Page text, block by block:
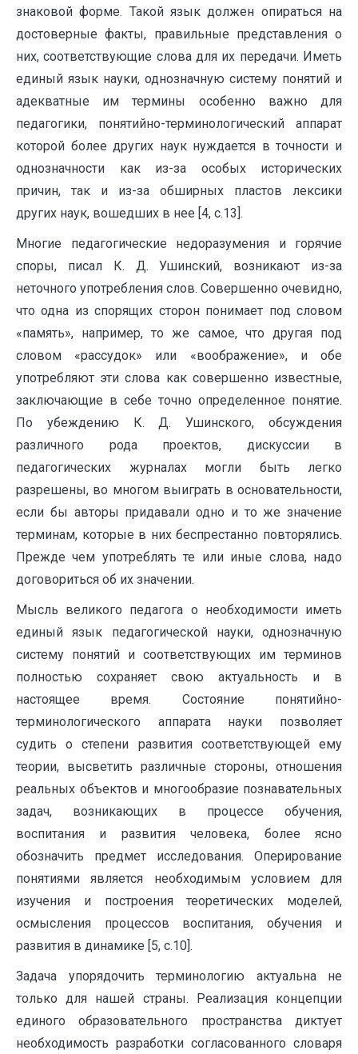
знаковой форме. Такой язык должен опираться на
достоверные факты, правильные представления о
них, соответствующие слова для их передачи. Иметь
единый язык науки, однозначную систему понятий и
адекватные им термины особенно важно для
педагогики, понятийно-терминологический аппарат
которой более других наук нуждается в точности и
однозначности как из-за особых исторических
причин, так и из-за обширных пластов лексики
других наук, вошедших в нее [4, c.13].
Многие педагогические недоразумения и горячие
споры, писал К. Д. Ушинский, возникают из-за
неточного употребления слов. Совершенно очевидно,
что одна из спорящих сторон понимает под словом
«память», например, то же самое, что другая под
словом «рассудок» или «воображение», и обе
употребляют эти слова как совершенно известные,
заключающие в себе точно определенное понятие.
По убеждению К. Д. Ушинского, обсуждения
различного рода проектов, дискуссии в
педагогических журналах могли быть легко
разрешены, во многом выиграть в основательности,
если бы авторы придавали одно и то же значение
терминам, которые в них беспрестанно повторялись.
Прежде чем употреблять те или иные слова, надо
договориться об их значении.
Мысль великого педагога о необходимости иметь
единый язык педагогической науки, однозначную
систему понятий и соответствующих им терминов
полностью сохраняет свою актуальность и в
настоящее время. Состояние понятийно-
терминологического аппарата науки позволяет
судить о степени развития соответствующей ему
теории, высветить различные стороны, отношения
реальных объектов и многообразие познавательных
задач, возникающих в процессе обучения,
воспитания и развития человека, более ясно
обозначить предмет исследования. Оперирование
понятиями является необходимым условием для
изучения и построения теоретических моделей,
осмысления процессов воспитания, обучения и
развития в динамике [5, c.10].
Задача упорядочить терминологию актуальна не
только для нашей страны. Реализация концепции
единого образовательного пространства диктует
необходимость разработки согласованного словаря